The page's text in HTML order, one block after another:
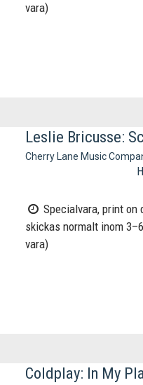
vara)
Leslie Bricusse:
Cherry Lane Music
Specialvara, print on
skickas normalt inom
vara)
Coldplay: In My